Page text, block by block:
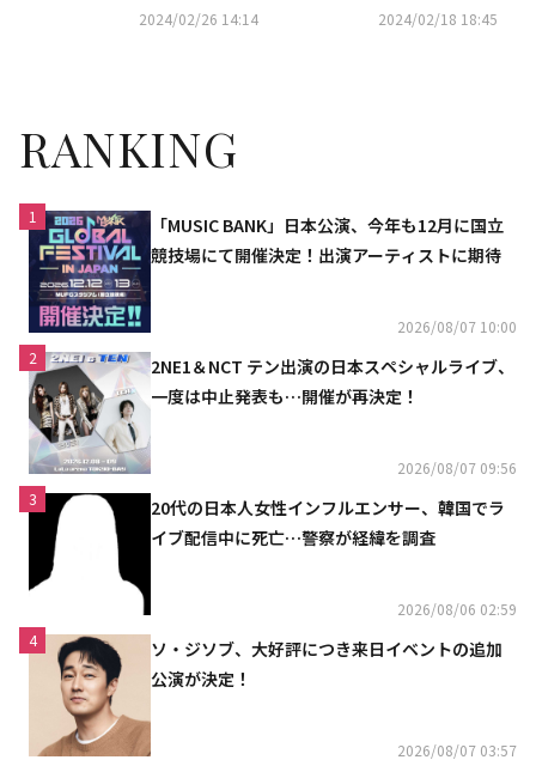
誘拐される【ネタバレあり】
2024/02/26 14:14 とした対立【ネタバレあり】
2024/02/18 18:45
RANKING
1
「MUSIC BANK」日本公演、今年も12月に国立
競技場にて開催決定！出演アーティストに期待
2026/08/07 10:00
2
2NE1＆NCT テン出演の日本スペシャルライブ、
一度は中止発表も…開催が再決定！
2026/08/07 09:56
3
20代の日本人女性インフルエンサー、韓国でラ
イブ配信中に死亡…警察が経緯を調査
2026/08/06 02:59
4
ソ・ジソブ、大好評につき来日イベントの追加
公演が決定！
2026/08/07 03:57